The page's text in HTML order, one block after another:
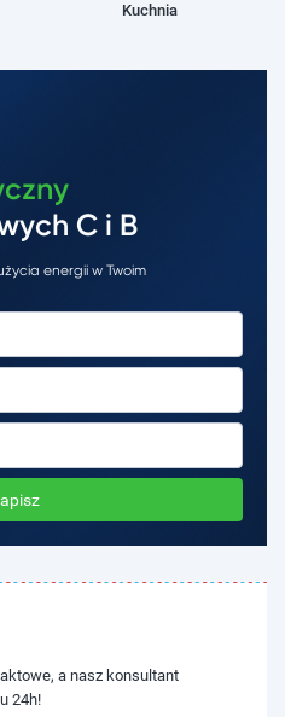
Kuchnia
C i B
energii w Twoim
a nasz konsultant
24h!